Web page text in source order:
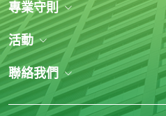
專業守則
活動
聯絡我們